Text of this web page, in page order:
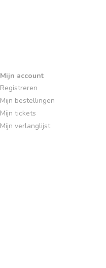
Mijn account
Registreren
Mijn bestellingen
Mijn tickets
Mijn verlanglijst